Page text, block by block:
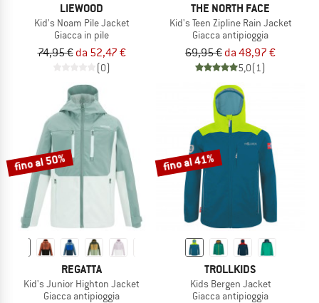
LIEWOOD
Kid's Noam Pile Jacket
Giacca in pile
74,95 € da 52,47 €
(0)
THE NORTH FACE
Kid's Teen Zipline Rain Jacket
Giacca antipioggia
69,95 € da 48,97 €
5,0(1)
fino al 50%
REGATTA
Kid's Junior Highton Jacket
Giacca antipioggia
fino al 41%
TROLLKIDS
Kids Bergen Jacket
Giacca antipioggia